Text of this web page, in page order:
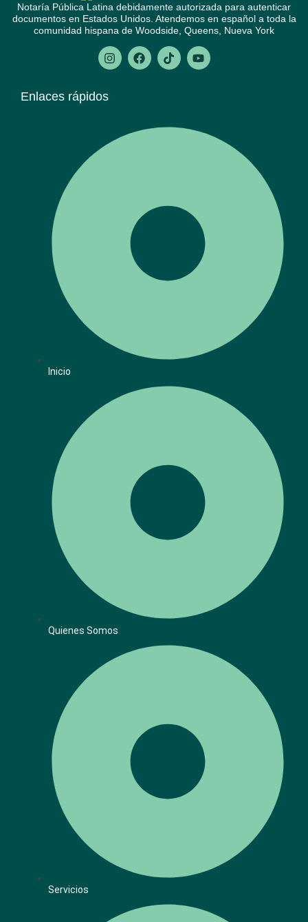
Notaría Pública Latina debidamente autorizada para autenticar
documentos en Estados Unidos. Atendemos en español a toda la
comunidad hispana de Woodside, Queens, Nueva York
Enlaces rápidos
Inicio
Quienes Somos
Servicios